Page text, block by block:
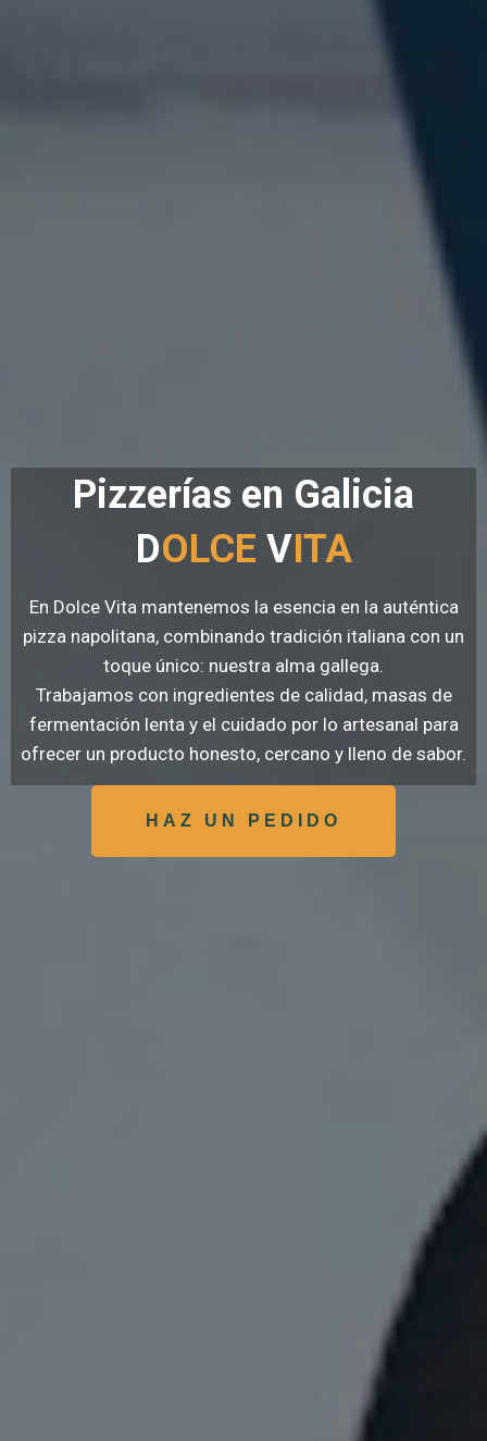
Pizzerías en Galicia
DOLCE VITA
En Dolce Vita mantenemos la esencia en la auténtica
pizza napolitana, combinando tradición italiana con un
toque único: nuestra alma gallega.
Trabajamos con ingredientes de calidad, masas de
fermentación lenta y el cuidado por lo artesanal para
ofrecer un producto honesto, cercano y lleno de sabor.
HAZ UN PEDIDO